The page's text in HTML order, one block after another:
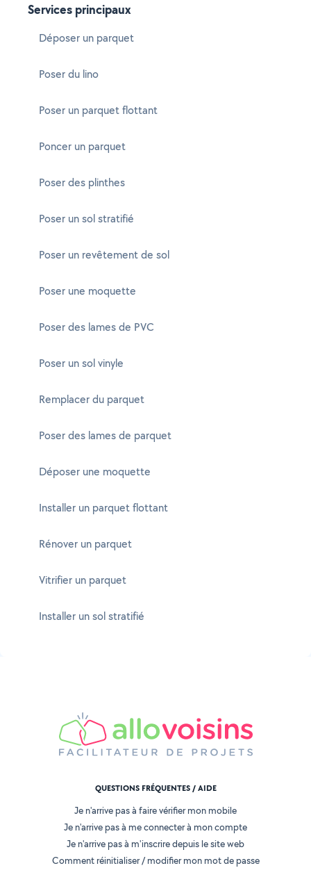
Services principaux
Déposer un parquet
Poser du lino
Poser un parquet flottant
Poncer un parquet
Poser des plinthes
Poser un sol stratifié
Poser un revêtement de sol
Poser une moquette
Poser des lames de PVC
Poser un sol vinyle
Remplacer du parquet
Poser des lames de parquet
Déposer une moquette
Installer un parquet flottant
Rénover un parquet
Vitrifier un parquet
Installer un sol stratifié
QUESTIONS FRÉQUENTES / AIDE
Je n'arrive pas à faire vérifier mon mobile
Je n'arrive pas à me connecter à mon compte
Je n'arrive pas à m'inscrire depuis le site web
Comment réinitialiser / modifier mon mot de passe